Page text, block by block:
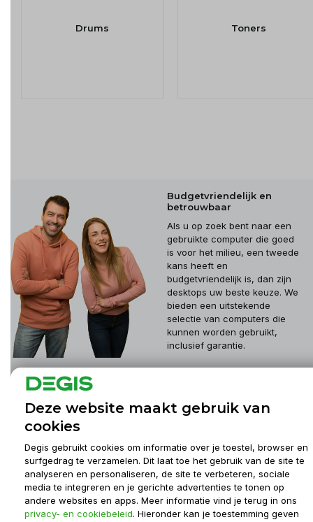
Drums Toners
Budgetvriendelijk en
betrouwbaar
Als u op zoek bent naar een
gebruikte computer die goed
is voor het milieu, een tweede
kans heeft en
budgetvriendelijk is, dan zijn
desktops uw beste keuze. We
bieden een uitstekende
selectie van computers die
kunnen worden gebruikt,
inclusief garantie.
Klantenservice
Informatie
Deze website maakt gebruik van
cookies
Degis gebruikt cookies om informatie over je toestel, browser en
surfgedrag te verzamelen. Dit laat toe het gebruik van de site te
analyseren en personaliseren, de site te verbeteren, sociale
media te integreren en je gerichte advertenties te tonen op
andere websites en apps. Meer informatie vind je terug in ons
privacy- en cookiebeleid. Hieronder kan je toestemming geven